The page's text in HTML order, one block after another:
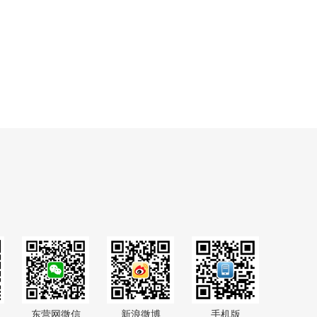
东营网微信 新浪微博 手机版